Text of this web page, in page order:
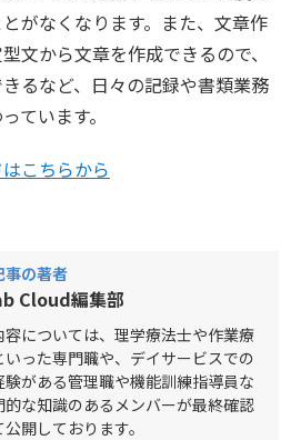
がなくなります。また、文章作
文から文章を作成できるので、
るなど、日々の記録や書類業務
ています。
こちらから
事の著者
Cloud編集部
容については、理学療法士や作業療
いった専門職や、デイサービスでの
験がある管理職や機能訓練指導員な
的な知識のあるメンバーが最終確認
開しております。